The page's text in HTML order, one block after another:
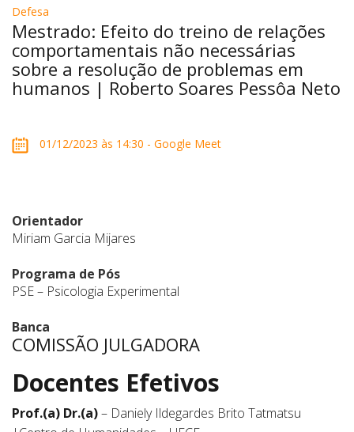
Defesa
Mestrado: Efeito do treino de relações
comportamentais não necessárias
sobre a resolução de problemas em
humanos | Roberto Soares Pessôa Neto
01/12/2023 às 14:30 - Google Meet
Orientador
Miriam Garcia Mijares
Programa de Pós
PSE – Psicologia Experimental
Banca
COMISSÃO JULGADORA
Docentes Efetivos
Prof.(a) Dr.(a)– Daniely Ildegardes Brito Tatmatsu